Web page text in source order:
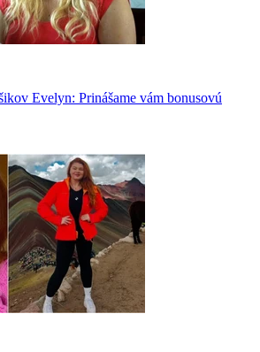
Evelyn: Prinášame vám bonusovú